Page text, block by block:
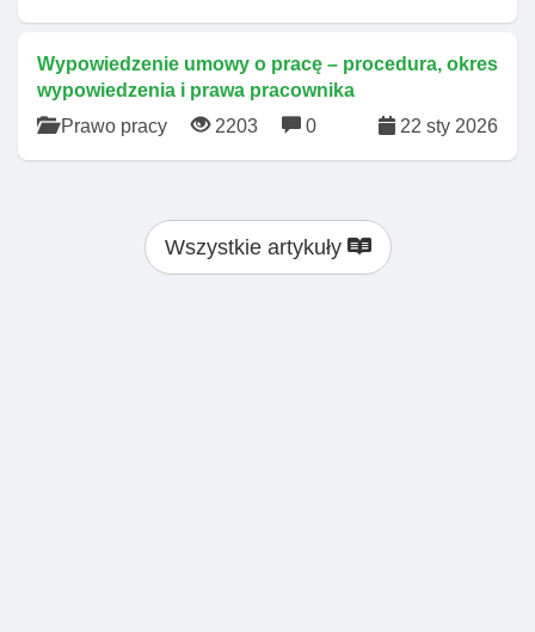
Wypowiedzenie umowy o pracę – procedura, okres
wypowiedzenia i prawa pracownika
Prawo pracy
2203 0 22 sty 2026
Wszystkie artykuły